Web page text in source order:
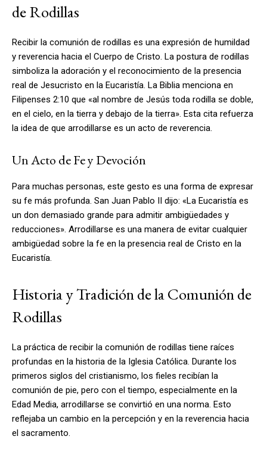
de Rodillas
Recibir la comunión de rodillas es una expresión de humildad
y reverencia hacia el Cuerpo de Cristo. La postura de rodillas
simboliza la adoración y el reconocimiento de la presencia
real de Jesucristo en la Eucaristía. La Biblia menciona en
Filipenses 2:10 que «al nombre de Jesús toda rodilla se doble,
en el cielo, en la tierra y debajo de la tierra». Esta cita refuerza
la idea de que arrodillarse es un acto de reverencia.
Un Acto de Fe y Devoción
Para muchas personas, este gesto es una forma de expresar
su fe más profunda. San Juan Pablo II dijo: «La Eucaristía es
un don demasiado grande para admitir ambigüedades y
reducciones». Arrodillarse es una manera de evitar cualquier
ambigüedad sobre la fe en la presencia real de Cristo en la
Eucaristía.
Historia y Tradición de la Comunión de
Rodillas
La práctica de recibir la comunión de rodillas tiene raíces
profundas en la historia de la Iglesia Católica. Durante los
primeros siglos del cristianismo, los fieles recibían la
comunión de pie, pero con el tiempo, especialmente en la
Edad Media, arrodillarse se convirtió en una norma. Esto
reflejaba un cambio en la percepción y en la reverencia hacia
el sacramento.